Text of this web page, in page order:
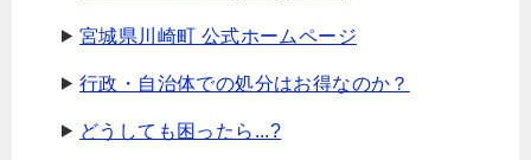
宮城県川崎町 公式ホームページ
行政・自治体での処分はお得なのか？
どうしても困ったら...?